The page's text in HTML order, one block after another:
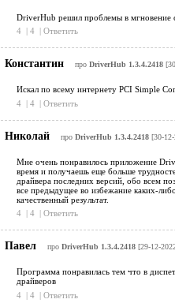
DriverHub решил проблемы в мгновение
4 | 4 | Ответить
Константин про DriverHub 1.3.4.2418
Искал по всему интернету PCI Simple
4 | 4 | Ответить
Николай про DriverHub 1.3.4.2418[30-12-
Мне очень понравилось приложение
время и получаешь еще больше
драйвера последних версий, обо всем
все предыдущее во избежание каких-
качественный результат.
4 | 4 | Ответить
Павел про DriverHub 1.3.4.2418[29-12-
Программа понравилась тем что в
драйверов
4 | 4 | Ответить